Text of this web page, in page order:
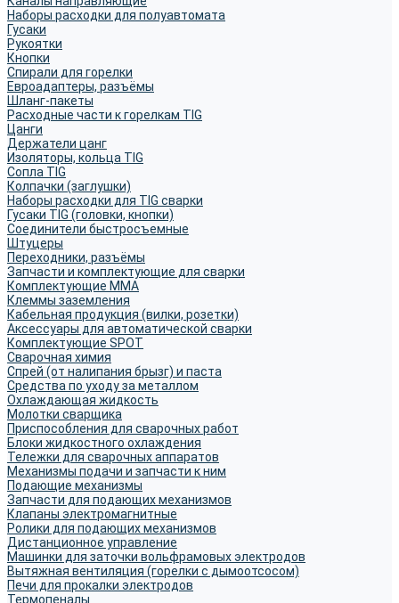
Наборы расходки для полуавтомата
Гусаки
Рукоятки
Кнопки
Спирали для горелки
Евроадаптеры, разъёмы
Шланг-пакеты
Расходные части к горелкам TIG
Цанги
Держатели цанг
Изоляторы, кольца TIG
Сопла TIG
Колпачки (заглушки)
Наборы расходки для TIG сварки
Гусаки TIG (головки, кнопки)
Соединители быстросъемные
Штуцеры
Переходники, разъёмы
Запчасти и комплектующие для сварки
Комплектующие ММА
Клеммы заземления
Кабельная продукция (вилки, розетки)
Аксессуары для автоматической сварки
Комплектующие SPOT
Сварочная химия
Спрей (от налипания брызг) и паста
Средства по уходу за металлом
Охлаждающая жидкость
Молотки сварщика
Приспособления для сварочных работ
Блоки жидкостного охлаждения
Тележки для сварочных аппаратов
Механизмы подачи и запчасти к ним
Подающие механизмы
Запчасти для подающих механизмов
Клапаны электромагнитные
Ролики для подающих механизмов
Дистанционное управление
Машинки для заточки вольфрамовых электродов
Вытяжная вентиляция (горелки с дымоотсосом)
Печи для прокалки электродов
Термопеналы